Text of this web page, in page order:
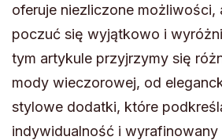
oferuje niezliczone możliwości,
poczuć się wyjątkowo i
tym artykule przyjrzymy się
mody wieczorowej, od
stylowe dodatki, które
indywidualność i wyrafinowany